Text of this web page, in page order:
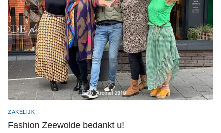
ZAKELIJK
Fashion Zeewolde bedankt u!